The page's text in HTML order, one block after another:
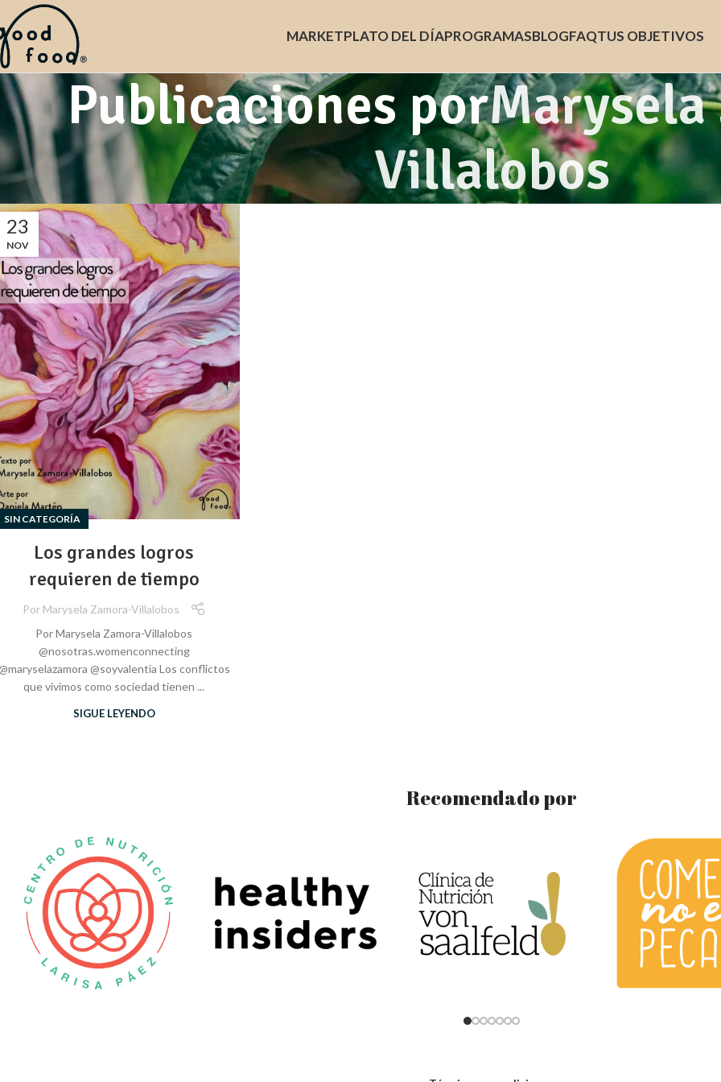
MARKETPLATO DEL DÍAPROGRAMASBLOGFAQTUS OBJETIVOS
Publicaciones porMarysela
Villalobos
23
NOV
SIN CATEGORÍA
Los grandes logros
requieren de tiempo
Por Marysela Zamora-Villalobos
Por Marysela Zamora-Villalobos
@nosotras.womenconnecting
@soyvalentia Los conflictos
que vivimos como sociedad tienen ...
SIGUE LEYENDO
Recomendado por